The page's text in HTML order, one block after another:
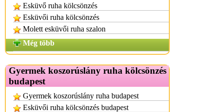
Esküvő ruha kölcsönzés
Esküvői ruha kölcsönzés
Molett esküvői ruha szalon
Még több
Gyermek koszorúslány ruha kölcsönzés
budapest
Gyermek koszorúslány ruha budapest
Esküvői ruha kölcsönzés budapest